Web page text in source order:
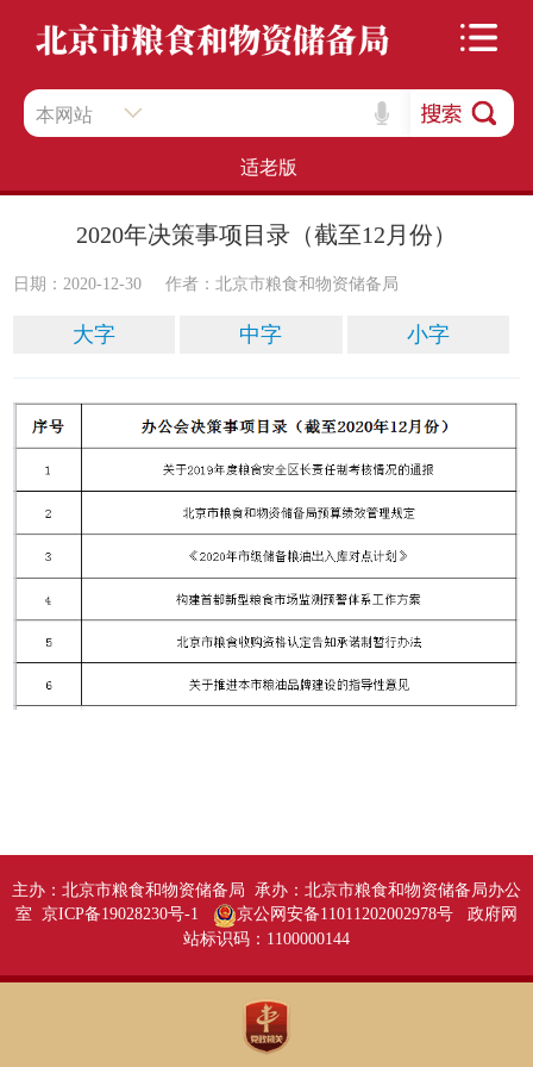
本网站
适老版
2020年决策事项目录（截至12月份）
日期：2020-12-30 作者：北京市粮食和物资储备局
大字 中字 小字
主办：北京市粮食和物资储备局 承办：北京市粮食和物资储备局办公
室 京ICP备19028230号-1
京公网安备11011202002978号政府网
站标识码：1100000144